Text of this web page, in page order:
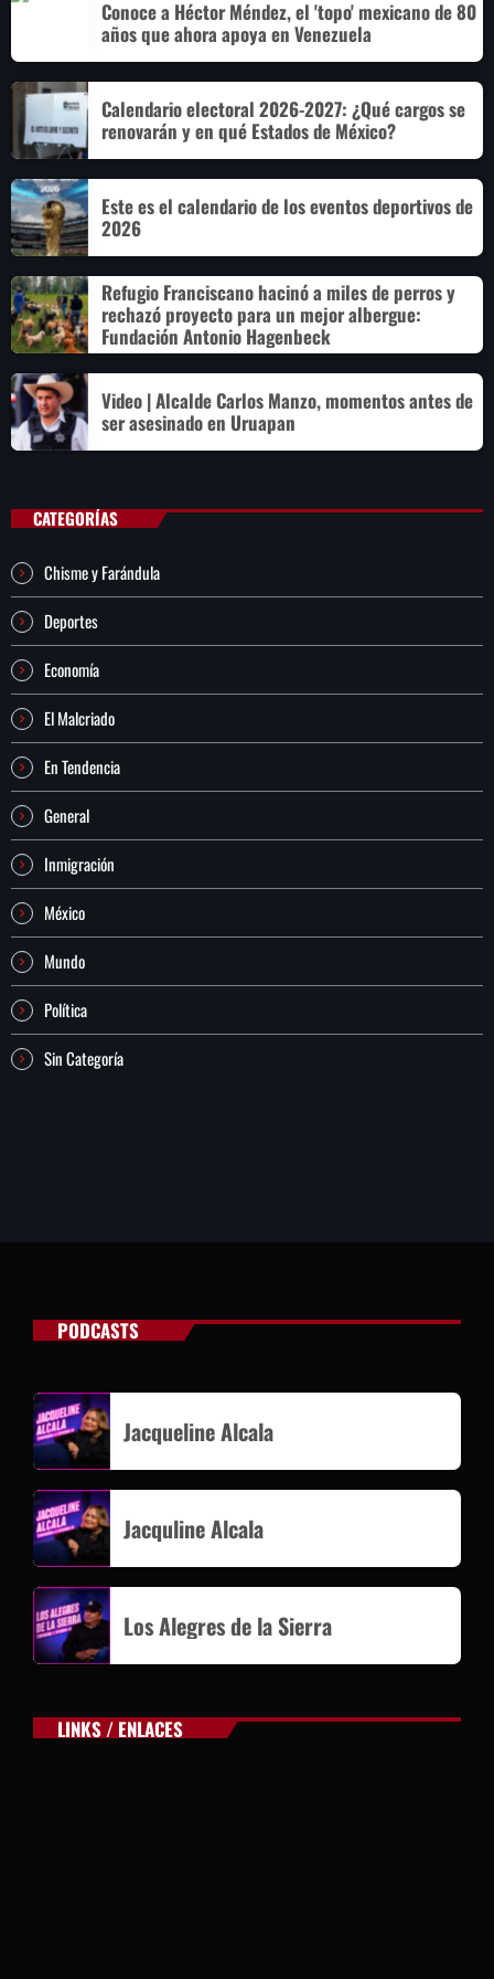
Conoce a Héctor Méndez, el 'topo' mexicano de 80
años que ahora apoya en Venezuela
Calendario electoral 2026-2027: ¿Qué cargos se
renovarán y en qué Estados de México?
Este es el calendario de los eventos deportivos de
2026
Refugio Franciscano hacinó a miles de perros y
rechazó proyecto para un mejor albergue:
Fundación Antonio Hagenbeck
Video | Alcalde Carlos Manzo, momentos antes de
ser asesinado en Uruapan
CATEGORÍAS
Chisme y Farándula
Deportes
Economía
El Malcriado
En Tendencia
General
Inmigración
México
Mundo
Política
Sin Categoría
PODCASTS
Jacqueline Alcala
Jacquline Alcala
Los Alegres de la Sierra
LINKS / ENLACES